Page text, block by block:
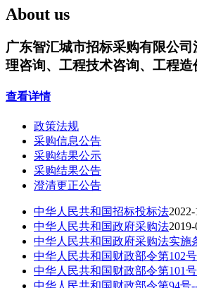
About us
广东智汇城市招标采购有限公
理咨询、工程技术咨询、工程
查看详情
政策法规
采购信息公告
采购结果公示
采购结果公告
澄清更正公告
中华人民共和国招标投标法
中华人民共和国政府采购法
中华人民共和国政府采购法实施
中华人民共和国财政部令第102
中华人民共和国财政部令第101